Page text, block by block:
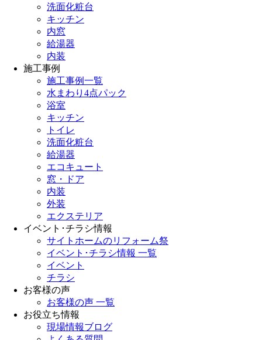
洗面化粧台
キッチン
内窓
給湯器
内装
施工事例
施工事例一覧
水まわり4点パック
浴室
キッチン
トイレ
洗面化粧台
給湯器
エコキュート
窓・ドア
内装
外装
エクステリア
イベント･チラシ情報
サイトホームのリフォーム祭
イベント･チラシ情報 一覧
イベント
チラシ
お客様の声
お客様の声 一覧
お役立ち情報
現場情報ブログ